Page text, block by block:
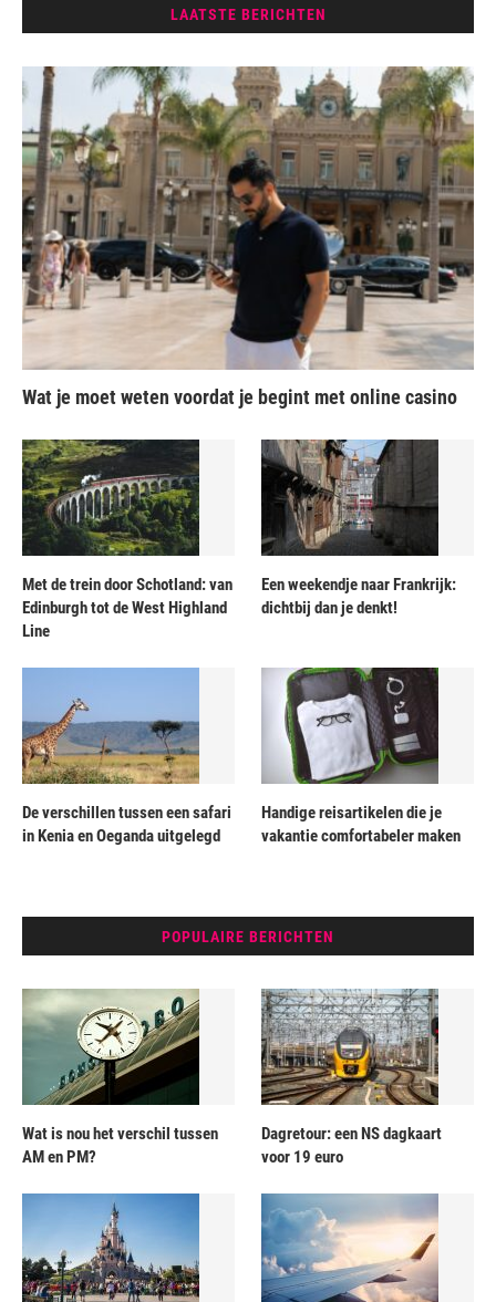
LAATSTE BERICHTEN
Wat je moet weten voordat je begint met online casino
Met de trein door Schotland: van
Edinburgh tot de West Highland
Line
Een weekendje naar Frankrijk:
dichtbij dan je denkt!
De verschillen tussen een safari
in Kenia en Oeganda uitgelegd
Handige reisartikelen die je
vakantie comfortabeler maken
POPULAIRE BERICHTEN
Wat is nou het verschil tussen
AM en PM?
Dagretour: een NS dagkaart
voor 19 euro